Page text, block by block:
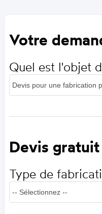
Votre
Quel est l'objet
Devis
Type de